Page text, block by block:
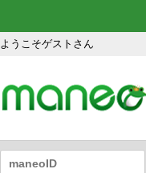
ようこそゲストさん